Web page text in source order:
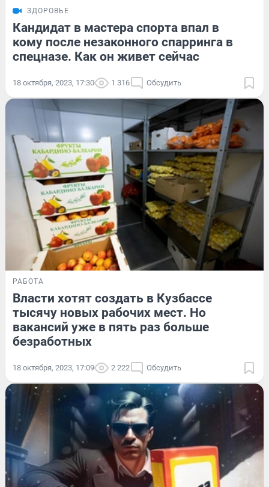
ЗДОРОВЬЕ
Кандидат в мастера спорта впал в
кому после незаконного спарринга в
спецназе. Как он живет сейчас
18 октября, 2023, 17:30 1 316 Обсудить
РАБОТА
Власти хотят создать в Кузбассе
тысячу новых рабочих мест. Но
вакансий уже в пять раз больше
безработных
18 октября, 2023, 17:09 2 222 Обсудить